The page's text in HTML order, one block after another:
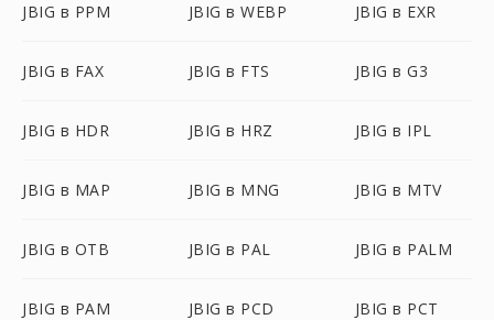
JBIG в PPM JBIG в WEBP JBIG в EXR
JBIG в FAX JBIG в FTS JBIG в G3
JBIG в HDR JBIG в HRZ JBIG в IPL
JBIG в MAP JBIG в MNG JBIG в MTV
JBIG в OTB JBIG в PAL JBIG в PALM
JBIG в PAM JBIG в PCD JBIG в PCT